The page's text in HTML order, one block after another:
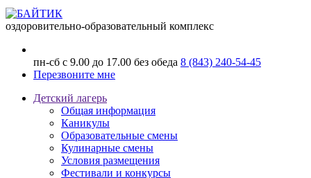
оздоровительно-образовательный комплекс
пн-сб с 9.00 до 17.00 без обеда 8 (843) 240-54-45
Перезвоните мне
Детский лагерь
Общая информация
Каникулы
Образовательные смены
Кулинарные смены
Условия размещения
Фестивали и конкурсы